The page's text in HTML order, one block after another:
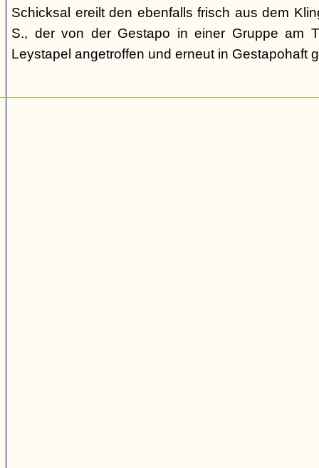
Schicksal ereilt den ebenfalls frisch aus dem
S., der von der Gestapo in einer Gruppe am
Leystapel angetroffen und erneut in Gestapohaft